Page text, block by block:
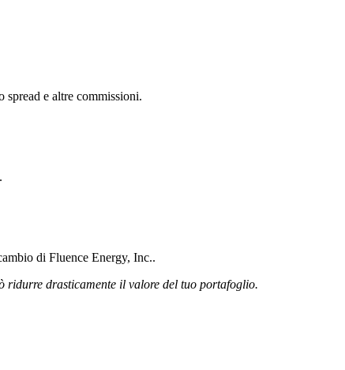
e altre commissioni.
di Fluence Energy, Inc..
ridurre drasticamente il valore del tuo portafoglio.